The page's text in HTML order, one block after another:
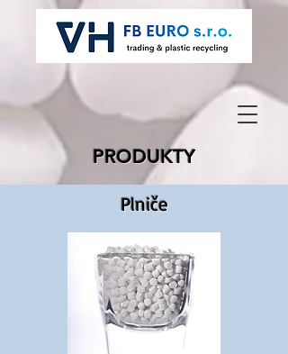
PRODUKTY
Plniče